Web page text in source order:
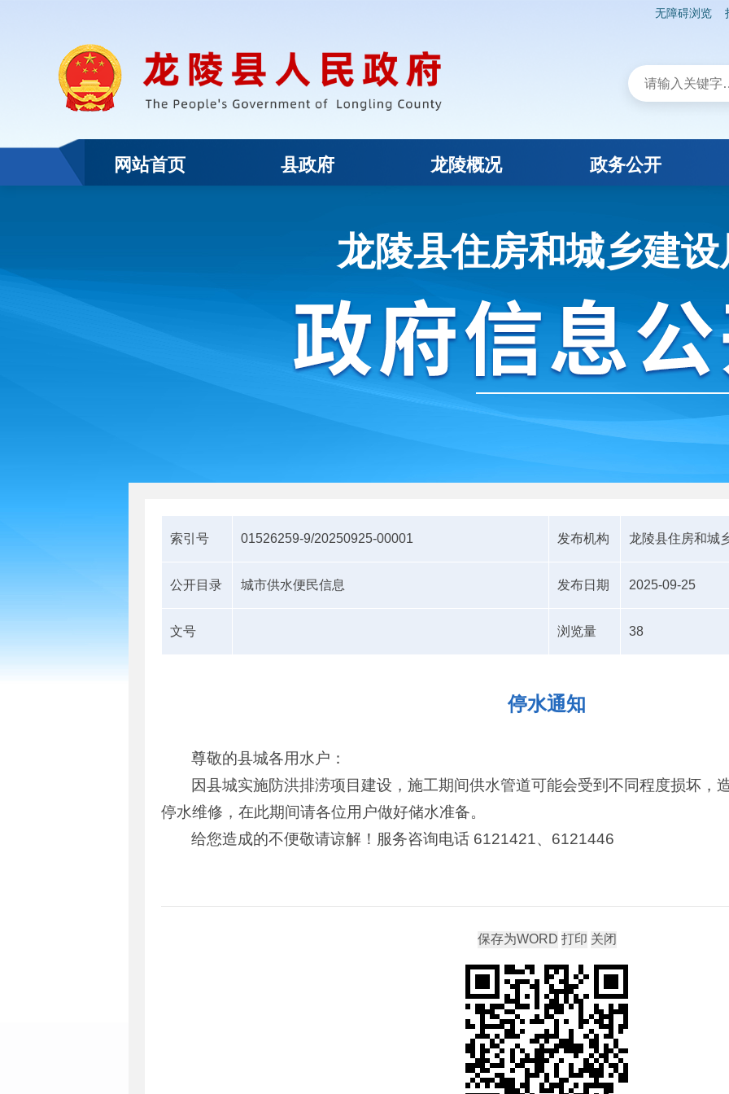
无障碍浏览
网站首页 县政府 龙陵概况 政务公开
龙陵县住房和城乡建设
索引号 01526259-9/20250925-00001 发布机构 龙陵县住房和城
公开目录 城市供水便民信息 发布日期 2025-09-25
文号 浏览量 38
停水通知
尊敬的县城各用水户：
因县城实施防洪排涝项目建设，施工期间供水管道可能会受到不同程度损坏，
停水维修，在此期间请各位用户做好储水准备。
给您造成的不便敬请谅解！服务咨询电话 6121421、6121446